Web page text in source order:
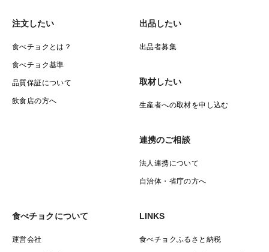
注文したい
食べチョクとは？
食べチョク基準
品質保証について
飲食店の方へ
出品したい
出品者募集
取材したい
生産者への取材を申し込む
連携のご相談
法人連携について
自治体・省庁の方へ
食べチョクについて
運営会社
LINKS
食べチョクふるさと納税